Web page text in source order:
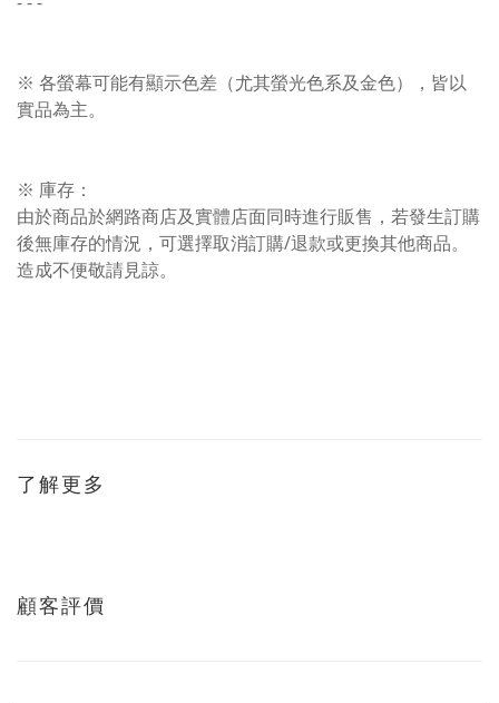
※ 各螢幕可能有顯示色差（尤其螢光色系及金色），皆以
實品為主。
※ 庫存：
由於商品於網路商店及實體店面同時進行販售，若發生訂購
後無庫存的情況，可選擇取消訂購/退款或更換其他商品。
造成不便敬請見諒。
了解更多
顧客評價